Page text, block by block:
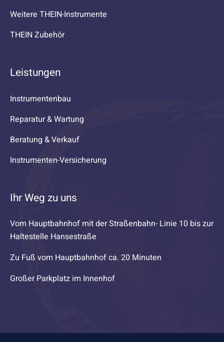
Weitere THEIN-Instrumente
THEIN Zubehör
Leistungen
Instrumentenbau
Reparatur & Wartung
Beratung & Verkauf
Instrumenten-Versicherung
Ihr Weg zu uns
Vom Hauptbahnhof mit der Straßenbahn- Linie 10 bis zur
Haltestelle Hansestraße
Zu Fuß vom Hauptbahnhof ca. 20 Minuten
Großer Parkplatz im Innenhof